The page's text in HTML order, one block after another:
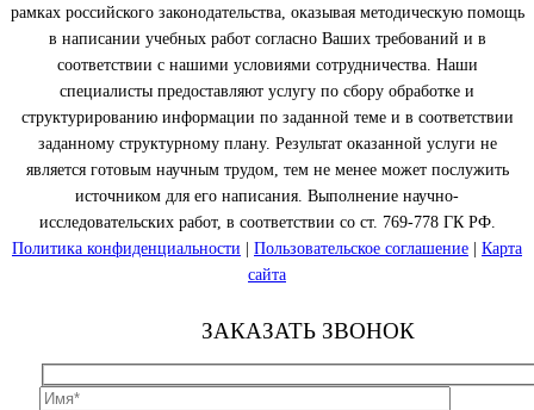
рамках российского законодательства, оказывая методическую помощь
в написании учебных работ согласно Ваших требований и в
соответствии с нашими условиями сотрудничества. Наши
специалисты предоставляют услугу по сбору обработке и
структурированию информации по заданной теме и в соответствии
заданному структурному плану. Результат оказанной услуги не
является готовым научным трудом, тем не менее может послужить
источником для его написания. Выполнение научно-
исследовательских работ, в соответствии со ст. 769-778 ГК РФ.
Политика конфиденциальности | Пользовательское соглашение | Карта
сайта
ЗАКАЗАТЬ ЗВОНОК